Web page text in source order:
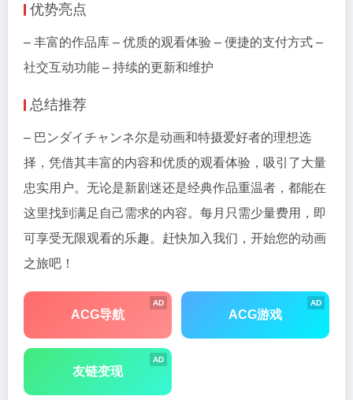
优势亮点
– 丰富的作品库 – 优质的观看体验 – 便捷的支付方式 –
社交互动功能 – 持续的更新和维护
总结推荐
– 巴ンダイチャンネ尔是动画和特摄爱好者的理想选
择，凭借其丰富的内容和优质的观看体验，吸引了大量
忠实用户。无论是新剧迷还是经典作品重温者，都能在
这里找到满足自己需求的内容。每月只需少量费用，即
可享受无限观看的乐趣。赶快加入我们，开始您的动画
之旅吧！
AD
ACG导航
AD
ACG游戏
AD
友链变现